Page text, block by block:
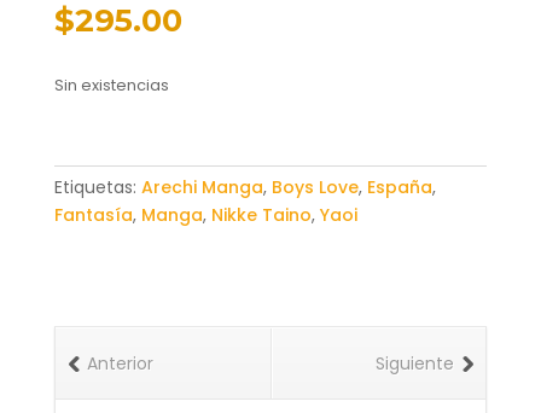
$295.00
Sin existencias
Etiquetas: Arechi Manga, Boys Love, España,
Fantasía, Manga, Nikke Taino, Yaoi
Siguiente
Anterior